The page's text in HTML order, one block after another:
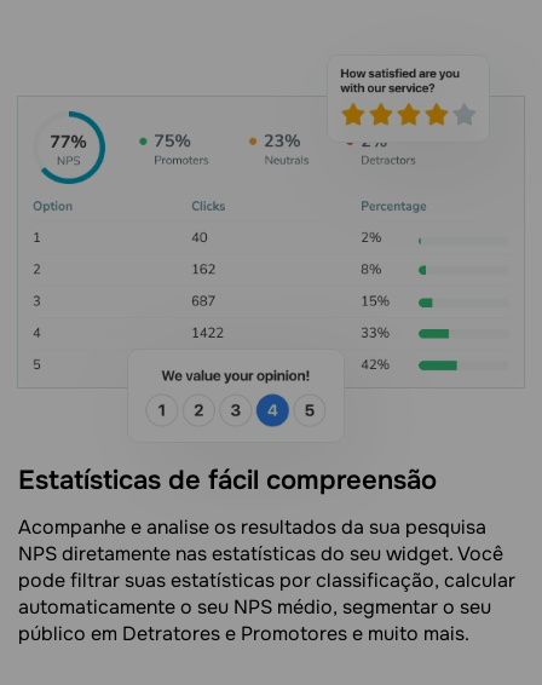
Estatísticas de fácil compreensão
Acompanhe e analise os resultados da sua pesquisa
NPS diretamente nas estatísticas do seu widget. Você
pode filtrar suas estatísticas por classificação, calcular
automaticamente o seu NPS médio, segmentar o seu
público em Detratores e Promotores e muito mais.